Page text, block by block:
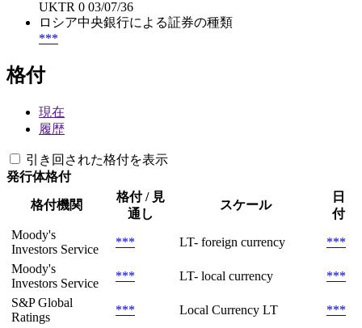
UKTR 0 03/07/36
ロシア中央銀行による証券の種類
***
格付
現在
履歴
引き回された格付を表示
発行体格付
格付機関
格付 / 見
通し
スケール
日
付
Moody's
Investors Service
*** LT- foreign currency
***
Moody's
Investors Service
*** LT- local currency
***
S&P Global
Ratings
*** Local Currency LT
***